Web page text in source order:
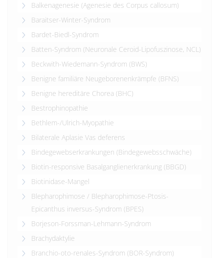
Balkenagenesie (Agenesie des Corpus callosum)
Baraitser-Winter-Syndrom
Bardet-Biedl-Syndrom
Batten-Syndrom (Neuronale Ceroid-Lipofuszinose, NCL)
Beckwith-Wiedemann-Syndrom (BWS)
Benigne familiäre Neugeborenenkrämpfe (BFNS)
Benigne hereditäre Chorea (BHC)
Bestrophinopathie
Bethlem-/Ulrich-Myopathie
Bilaterale Aplasie Vas deferens
Bindegewebserkrankungen (Bindegewebsschwäche)
Biotin-responsive Basalganglienerkrankung (BBGD)
Biotinidase-Mangel
Blepharophimose / Blepharophimose-Ptosis-
Epicanthus inversus-Syndrom (BPES)
Borjeson-Forssman-Lehmann-Syndrom
Brachydaktylie
Branchio-oto-renales-Syndrom (BOR-Syndrom)